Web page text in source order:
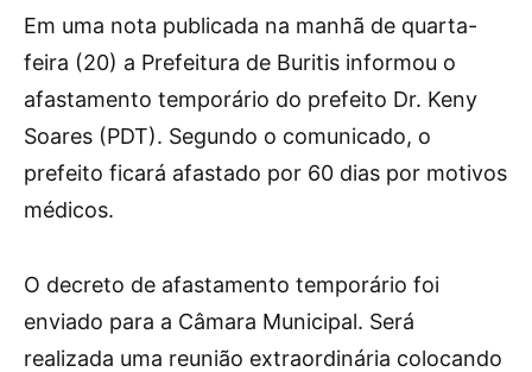
Em uma nota publicada na manhã de quarta-
feira (20) a Prefeitura de Buritis informou o
afastamento temporário do prefeito Dr. Keny
Soares (PDT). Segundo o comunicado, o
prefeito ficará afastado por 60 dias por motivos
médicos.
O decreto de afastamento temporário foi
enviado para a Câmara Municipal. Será
realizada uma reunião extraordinária colocando